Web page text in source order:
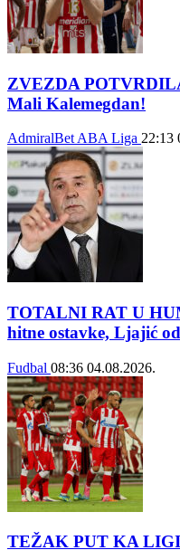
ZVEZDA
Mali Kalemegdan!
AdmiralBet ABA Liga 22:13
TOTALNI RAT U
hitne ostavke, Ljajić
Fudbal 08:36 04.08.2026.
TEŽAK PUT KA